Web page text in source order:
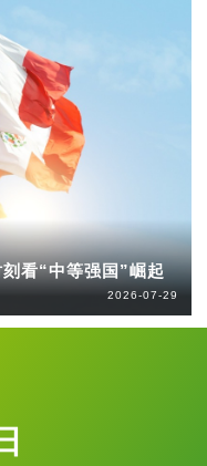
看“中等强国”崛起
2026-07-29